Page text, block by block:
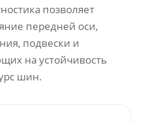
позволяет
передней оси,
подвески и
на устойчивость
шин.